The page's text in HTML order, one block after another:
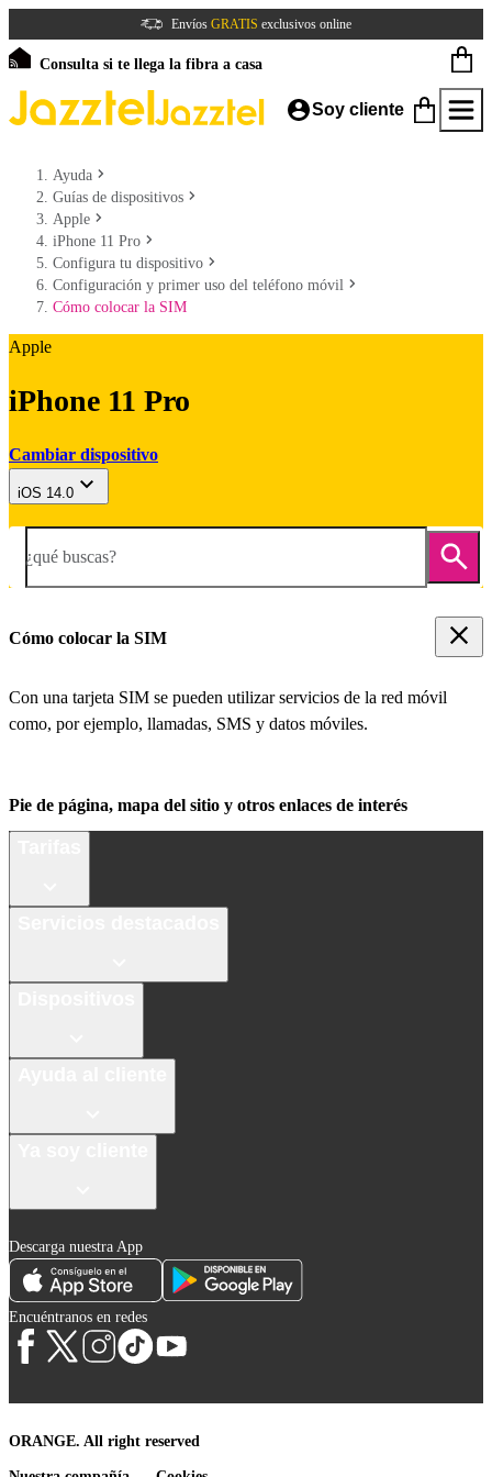
Envíos GRATIS exclusivos online
Consulta si te llega la fibra a casa
Soy cliente
Ayuda
Guías de dispositivos
Apple
iPhone 11 Pro
Configura tu dispositivo
Configuración y primer uso del teléfono móvil
Cómo colocar la SIM
Apple
iPhone 11 Pro
Cambiar dispositivo
iOS 14.0
¿qué buscas?
Cómo colocar la SIM
Con una tarjeta SIM se pueden utilizar servicios de la red móvil
como, por ejemplo, llamadas, SMS y datos móviles.
Pie de página, mapa del sitio y otros enlaces de interés
Descarga nuestra App
Encuéntranos en redes
ORANGE. All right reserved